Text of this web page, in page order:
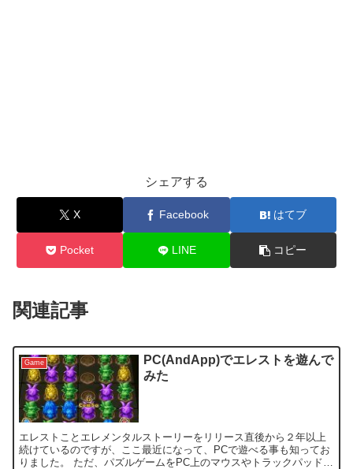
シェアする
X Facebook はてブ
Pocket LINE コピー
関連記事
Game
PC(AndApp)でエレストを遊んで
みた
エレストことエレメンタルストーリーをリリース直後から２年以上
続けているのですが、ここ最近になって、PCで遊べる事も知ってお
りました。 ただ、パズルゲームをPC上のマウスやトラックパッドで